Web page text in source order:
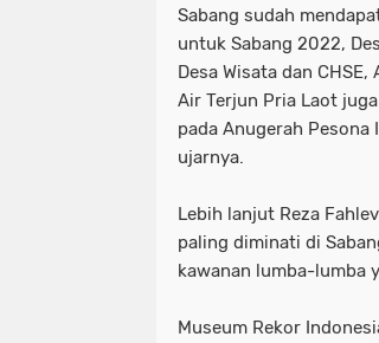
Sabang sudah
untuk Sabang 2022,
Desa Wisata dan
Air Terjun Pria Laot
pada Anugerah Pesona
ujarnya.
Lebih lanjut Reza
paling diminati di
kawanan lumba-lumba
Museum Rekor